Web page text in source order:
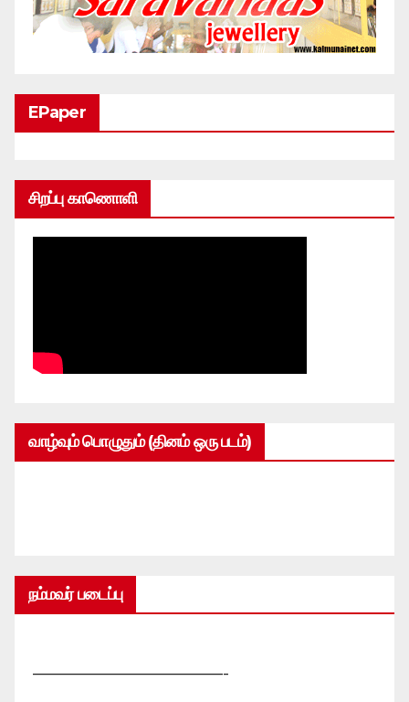
EPaper
சிறப்பு காணொளி
வாழ்வும் பொழுதும் (தினம் ஒரு படம்)
நம்மவர் படைப்பு
—————————————-